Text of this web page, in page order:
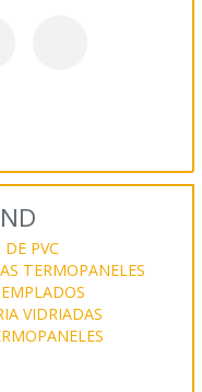
PVC
TERMOPANELES
VIDRIADAS